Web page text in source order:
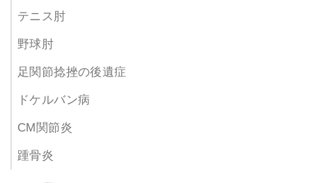
テニス肘
野球肘
足関節捻挫の後遺症
ドケルバン病
CM関節炎
踵骨炎